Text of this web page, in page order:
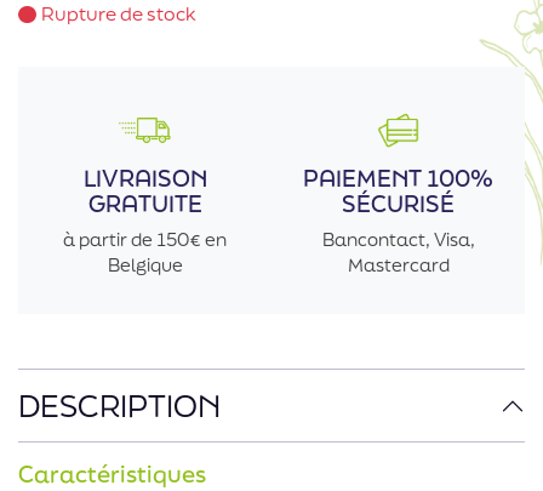
Rupture de stock
DESCRIPTION
Caractéristiques
LIVRAISON
GRATUITE
à partir de 150€ en
Belgique
PAIEMENT 100%
SÉCURISÉ
Bancontact, Visa,
Mastercard